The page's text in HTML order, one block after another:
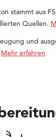
stammt aus
Quellen.
und
Mehr erfahren